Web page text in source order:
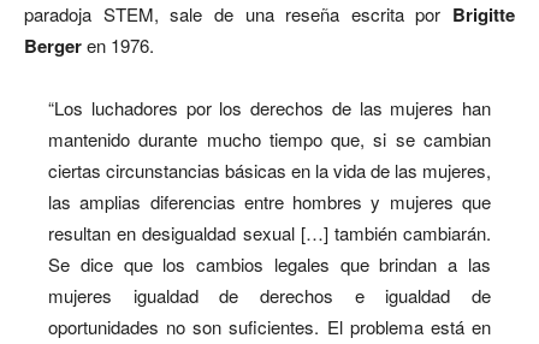
paradoja STEM, sale de una reseña escrita por Brigitte
Bergeren 1976.
“Los luchadores por los derechos de las mujeres han
mantenido durante mucho tiempo que, si se cambian
ciertas circunstancias básicas en la vida de las mujeres,
las amplias diferencias entre hombres y mujeres que
resultan en desigualdad sexual […] también cambiarán.
Se dice que los cambios legales que brindan a las
mujeres igualdad de derechos e igualdad de
oportunidades no son suficientes. El problema está en